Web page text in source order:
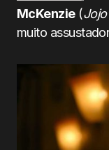
McKenzie(
muito